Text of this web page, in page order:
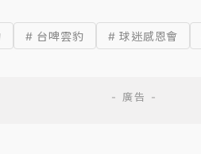
# 台啤雲豹 # 球迷感恩會